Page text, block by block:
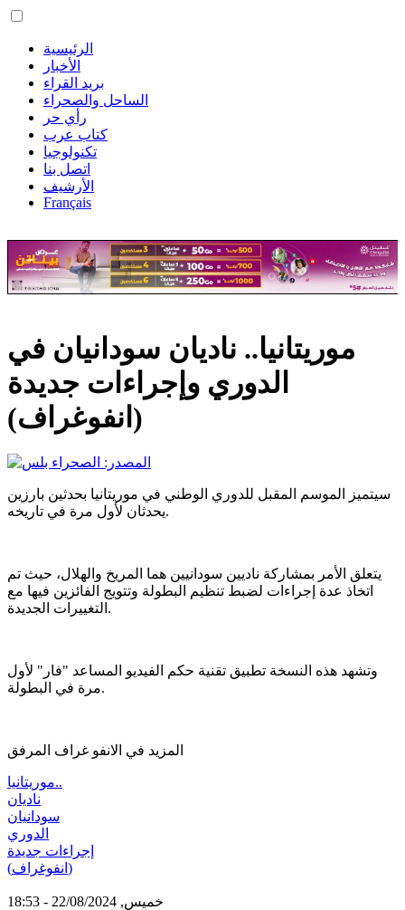
الرئيسية
الأخبار
بريد القراء
الساحل والصحراء
رأي حر
كتاب عرب
تكنولوجيا
اتصل بنا
الأرشيف
Français
موريتانيا.. ناديان سودانيان في
الدوري وإجراءات جديدة
(انفوغراف)
سيتميز الموسم المقبل للدوري الوطني في موريتانيا بحدثين بارزين
يحدثان لأول مرة في تاريخه.
يتعلق الأمر بمشاركة ناديين سودانيين هما المريخ والهلال، حيث تم
اتخاذ عدة إجراءات لضبط تنظيم البطولة وتتويج الفائزين فيها مع
التغييرات الجديدة.
وتشهد هذه النسخة تطبيق تقنية حكم الفيديو المساعد "فار" لأول
مرة في البطولة.
المزيد في الانفو غراف المرفق
موريتانيا..
ناديان
سودانيان
الدوري
إجراءات جديدة
(انفوغراف)
خميس, 22/08/2024 - 18:53